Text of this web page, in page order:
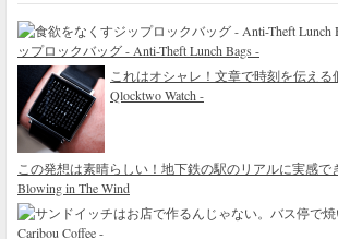
ップロックバッグ - Anti-Theft Lunch Bags -
これはオシャレ！文章で時刻を伝え
Qlocktwo Watch -
この発想は素晴らしい！地下鉄の駅のリアルに実感で
Blowing in The Wind